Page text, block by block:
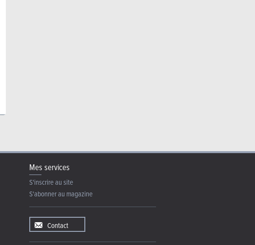
Mes services
S'inscrire au site
S'abonner au magazine
Contact